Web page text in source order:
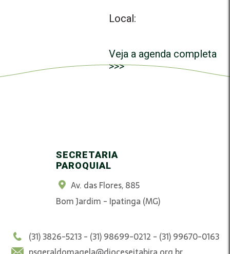
Local:
Veja a agenda completa
>>>
SECRETARIA
PAROQUIAL
Av. das Flores, 885
Bom Jardim - Ipatinga (MG)
(31) 3826-5213 - (31) 98699-0212 - (31) 99670-0163